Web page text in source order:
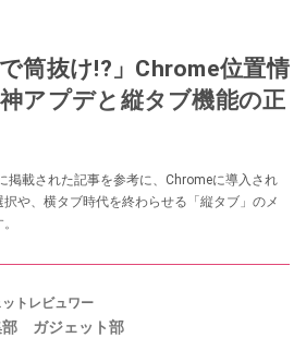
筒抜け!?」Chrome位置情
アプデと縦タブ機能の正
掲載された記事を参考に、Chromeに導入され
や、横タブ時代を終わらせる「縦タブ」のメ
トレビュワー
部 ガジェット部